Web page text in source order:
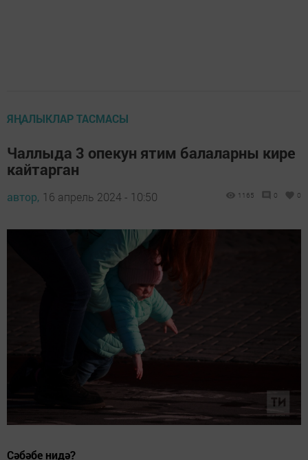
ЯҢАЛЫКЛАР ТАСМАСЫ
Чаллыда 3 опекун ятим балаларны кире
кайтарган
автор, 16 апрель 2024 - 10:50 1165 0 0
Сәбәбе нидә?